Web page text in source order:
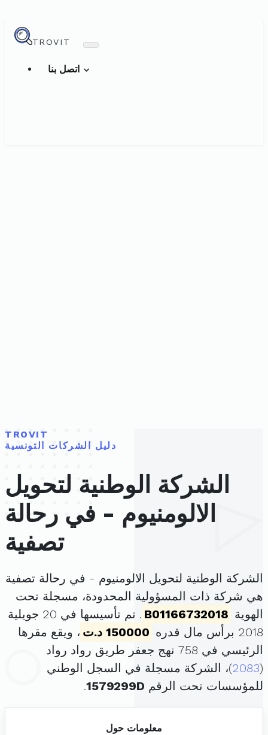
TROVIT
TROVIT
دليل الشركات التونسية
الشركة الوطنية لتحويل
الالومنيوم - في رحالة
تصفية
الشركة الوطنية لتحويل الالومنيوم - في رحالة تصفية
هي شركة ذات المسؤولية المحدودة، مسجلة تحت
الهوية B01166732018
. تم تأسيسها في 20 جويلية
2018 برأس مال قدره
150000 د.ت
، ويقع مقرها
الرئيسي في 758 نهج جعفر طريق رواد رواد
(
2083)، الشركة مسجلة في السجل الوطني
للمؤسسات تحت الرقم 1579299D
.
معلومات حول